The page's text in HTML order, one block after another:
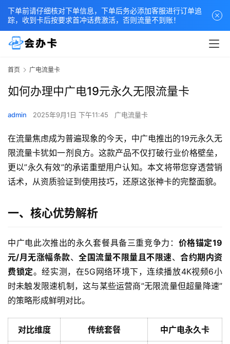
首页 广电流量卡
如何办理中广电19元永久无限流量卡
admin 2025年9月1日 下午11:45 广电流量卡
在流量焦虑成为普遍现象的今天，中广电推出的19元永久无
限流量卡犹如一剂良方。这款产品不仅打破行业价格壁垒，
更以”永久有效”的承诺重塑用户认知。本文将带您穿透营销
话术，从资质验证到使用技巧，还原这张神卡的完整面貌。
一、核心优势解析
中广电此次推出的永久套餐具备三重竞争力： 价格锚定19
元/月无涨幅条款、全国流量不限量且不限速、合约期内资
费锁定。经实测，在5G网络环境下，连续播放4K视频6小
时未触发限速机制，这与某些运营商”无限流量但超量降速”
的策略形成鲜明对比。
对比维度 传统套餐 中广电永久卡
下单前请仔细核对下单信息，下单后务必添加客服进行订单追
踪，收到卡后按要求首冲话费激活，否则流量不到账！